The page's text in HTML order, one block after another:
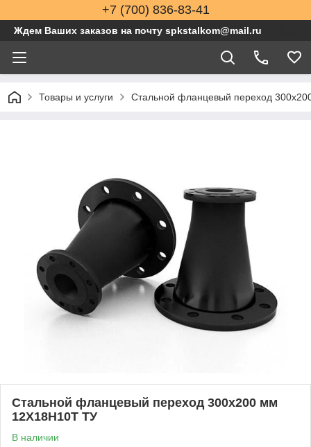
+7 (700) 836-83-41
Ждем Ваших заказов на почту spkstalkom@mail.ru
Товары и услуги Стальной фланцевый переход
Стальной фланцевый переход 300x200 мм
12Х18Н10Т ТУ
В наличии